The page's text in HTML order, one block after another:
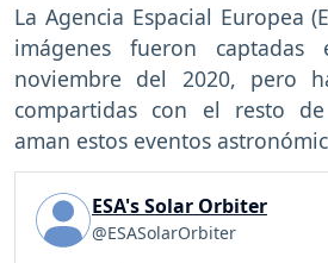
La Agencia Espacial Europea
imágenes fueron
noviembre del 2020, pero
compartidas con el resto
aman estos eventos
ESA's Solar Orbiter
@ESASolarOrbiter